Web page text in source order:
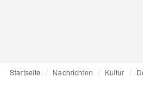
Startseite Nachrichten Kultur